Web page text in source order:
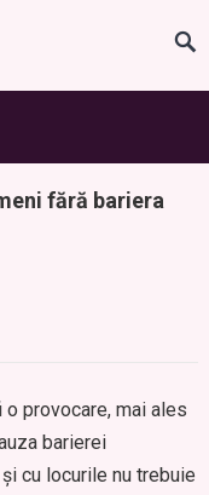
fără bariera
provocare, mai ales
barierei
cu locurile nu trebuie